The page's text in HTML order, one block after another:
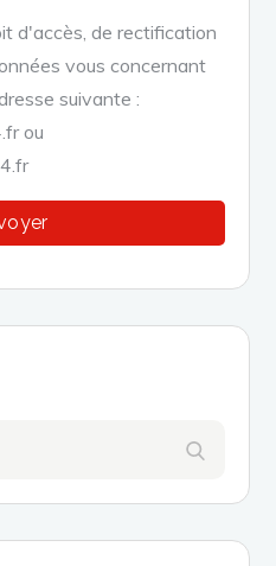
d'accès, de rectification
vous concernant
suivante :
ou